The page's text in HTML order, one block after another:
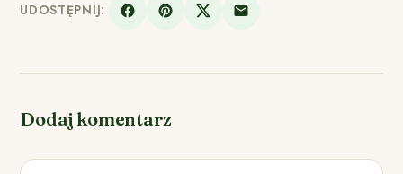
UDOSTĘPNIJ:
Dodaj komentarz